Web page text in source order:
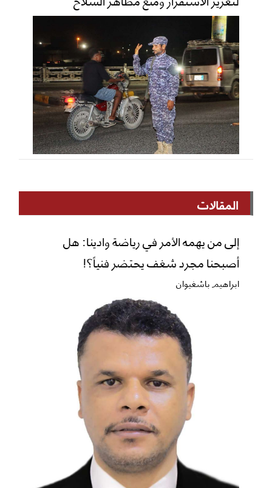
المقالات
إلى من يهمه الأمر في رياضة وادينا: هل
أصبحنا مجرد شغف يحتضر فنياً؟!
ابراهيم باشغيوان